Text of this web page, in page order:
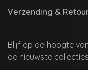
Verzending &
Blijf op de hoogte
de nieuwste